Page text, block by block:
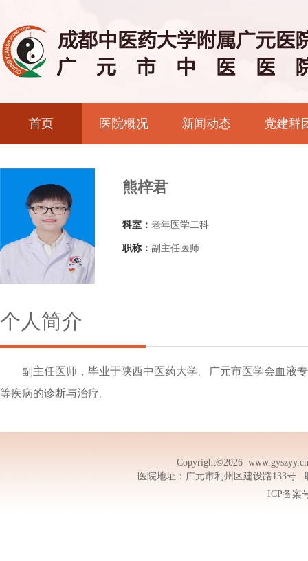
首页 医院概况 新闻动态 党建群
熊梓君
科室： 老年医学二科
职称： 副主任医师
个人简介
副主任医师，毕业于陕西中医药大学。广元市医学会血液
等疾病的诊断与治疗。
Copyright©2026
医院地址：广元市利州区建设路133号
ICP备案